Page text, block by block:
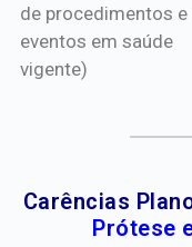
de procedimentos e
eventos em saúde
vigente)
Carências
Prótese